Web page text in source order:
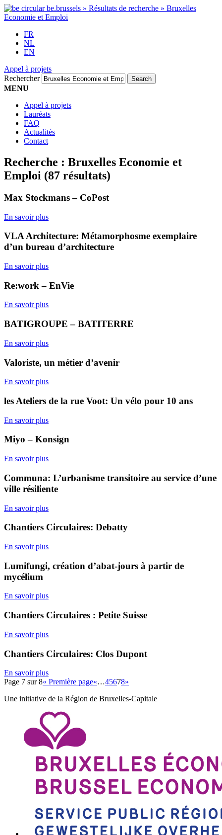
FR
NL
EN
Appel à projets
Rechercher
MENU
Appel à projets
Lauréats
FAQ
Actualités
Contact
Recherche : Bruxelles Economie et
Emploi (87 résultats)
Max Stockmans – CoPost
En savoir plus
VLA Architecture: Métamorphosme exemplaire
d’un bureau d’architecture
En savoir plus
Re:work – EnVie
En savoir plus
BATIGROUPE – BATITERRE
En savoir plus
Valoriste, un métier d’avenir
En savoir plus
les Ateliers de la rue Voot: Un vélo pour 10 ans
En savoir plus
Miyo – Konsign
En savoir plus
Communa: L’urbanisme transitoire au service d’une
ville résiliente
En savoir plus
Chantiers Circulaires: Debatty
En savoir plus
Lumifungi, création d’abat-jours à partir de
mycélium
En savoir plus
Chantiers Circulaires : Petite Suisse
En savoir plus
Chantiers Circulaires: Clos Dupont
En savoir plus
Page 7 sur 8« Première page«…45678»
Une initiative de la Région de Bruxelles-Capitale